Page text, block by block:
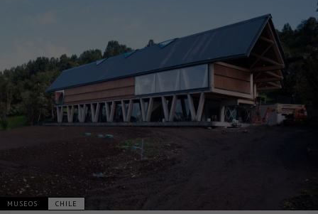
MUSEOS CHILE